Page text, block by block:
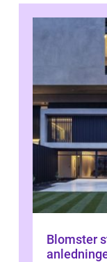
Blomster